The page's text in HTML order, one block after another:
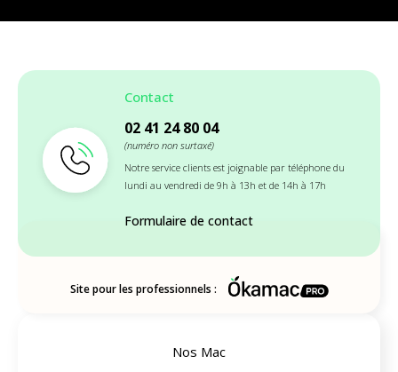
Contact
02 41 24 80 04
(numéro non surtaxé)
Notre service clients est joignable par téléphone du
lundi au vendredi de 9h à 13h et de 14h à 17h
Formulaire de contact
Site pour les professionnels :
Nos Mac